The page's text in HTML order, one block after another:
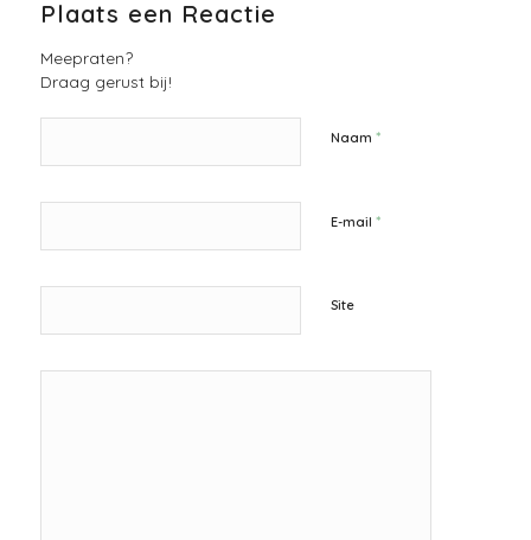
Plaats een Reactie
Meepraten?
Draag gerust bij!
Naam *
E-mail *
Site